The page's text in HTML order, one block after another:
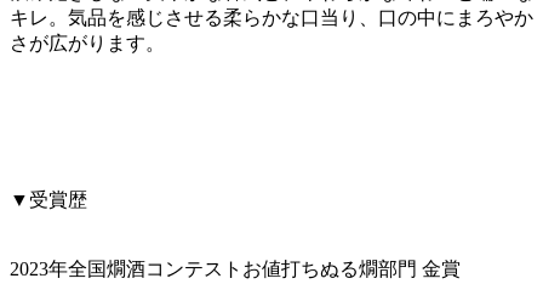
キレ。気品を感じさせる柔らかな口当り、口の中にまろやか
さが広がります。
▼受賞歴
2023年全国燗酒コンテストお値打ちぬる燗部門 金賞